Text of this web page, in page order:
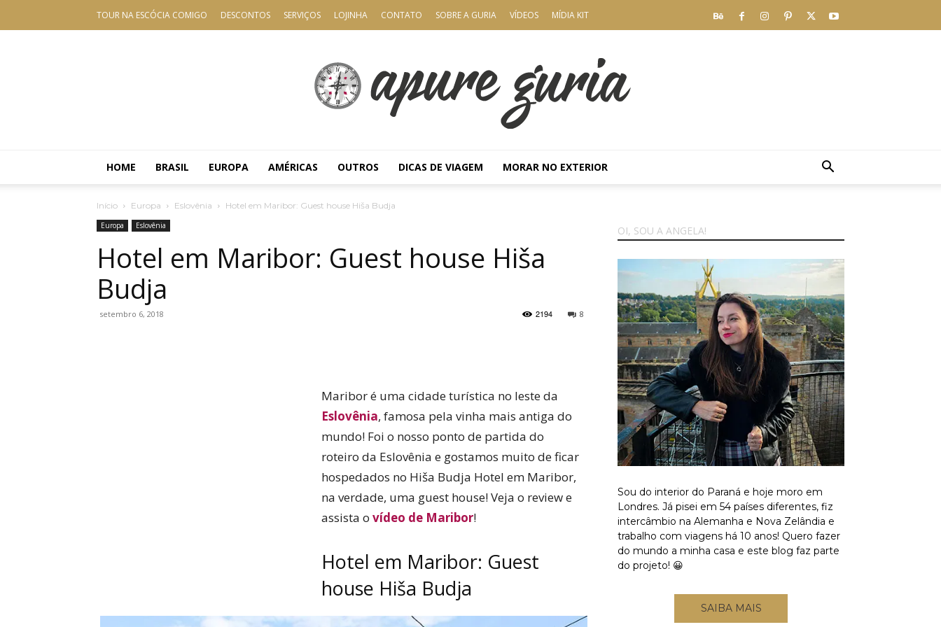
TOUR NA ESCÓCIA COMIGO DESCONTOS SERVIÇOS LOJINHA CONTATO SOBRE A GURIA VÍDEOS MÍDIA KIT
HOME BRASIL EUROPA AMÉRICAS OUTROS DICAS DE VIAGEM MORAR NO EXTERIOR
Início Europa Eslovênia Hotel em Maribor: Guest house Hiša Budja
Europa Eslovênia
Hotel em Maribor: Guest house Hiša
Budja
setembro 6, 2018 8
2194
Maribor é uma cidade turística no leste da
Eslovênia, famosa pela vinha mais antiga do
mundo! Foi o nosso ponto de partida do
roteiro da Eslovênia e gostamos muito de ficar
hospedados no Hiša Budja Hotel em Maribor,
na verdade, uma guest house! Veja o review e
assista o vídeo de Maribor!
Hotel em Maribor: Guest
house Hiša Budja
OI, SOU A ANGELA!
Sou do interior do Paraná e hoje moro em
Londres. Já pisei em 54 países diferentes, fiz
intercâmbio na Alemanha e Nova Zelândia e
trabalho com viagens há 10 anos! Quero fazer
do mundo a minha casa e este blog faz parte
do projeto! 😀
SAIBA MAIS